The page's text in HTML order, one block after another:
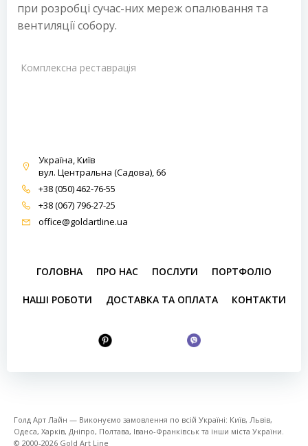
при розробці сучас-них мереж опалювання та
вентиляції собору.
Комплексна реставрація
Україна, Київ
вул. Центральна (Садова), 66
+38 (050) 462-76-55
+38 (067) 796-27-25
office@goldartline.ua
ГОЛОВНА ПРО НАС ПОСЛУГИ ПОРТФОЛІО
НАШІ РОБОТИ ДОСТАВКА ТА ОПЛАТА КОНТАКТИ
Голд Арт Лайн — Виконуємо замовлення по всій Україні: Київ, Львів,
Одеса, Харків, Дніпро, Полтава, Івано-Франківськ та інши міста України.
© 2000-2026 Gold Art Line